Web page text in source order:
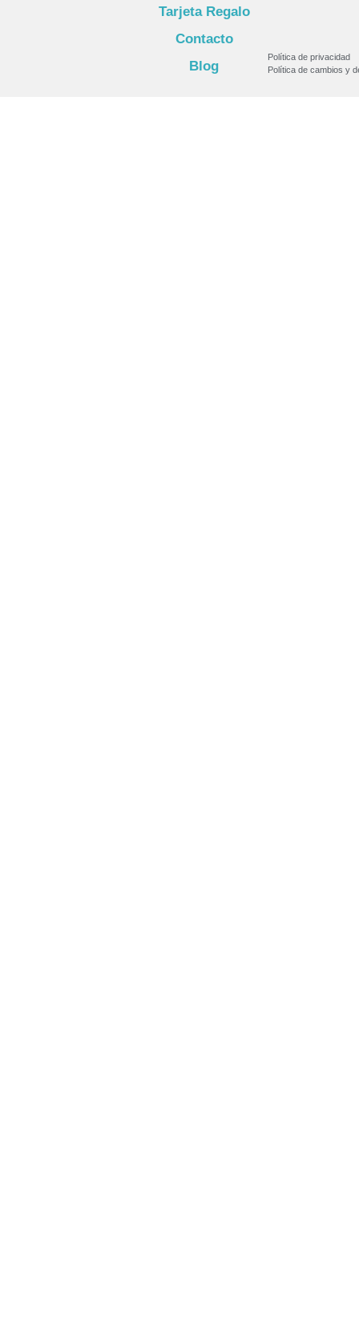
Tarjeta Regalo
Contacto
Blog
Política de privacidad
Política de cambios y